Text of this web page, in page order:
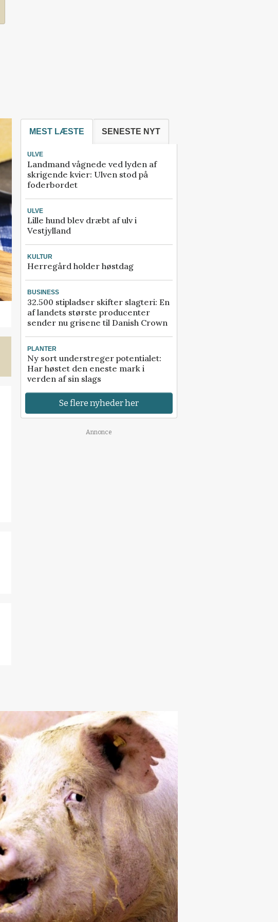
MEST LÆSTE SENESTE NYT
ULVE
Landmand vågnede ved lyden af
skrigende kvier: Ulven stod på
foderbordet
ULVE
Lille hund blev dræbt af ulv i
Vestjylland
KULTUR
Herregård holder høstdag
BUSINESS
32.500 stipladser skifter slagteri: En
af landets største producenter
sender nu grisene til Danish Crown
PLANTER
Ny sort understreger potentialet:
Har høstet den eneste mark i
verden af sin slags
Se flere nyheder her
Annonce